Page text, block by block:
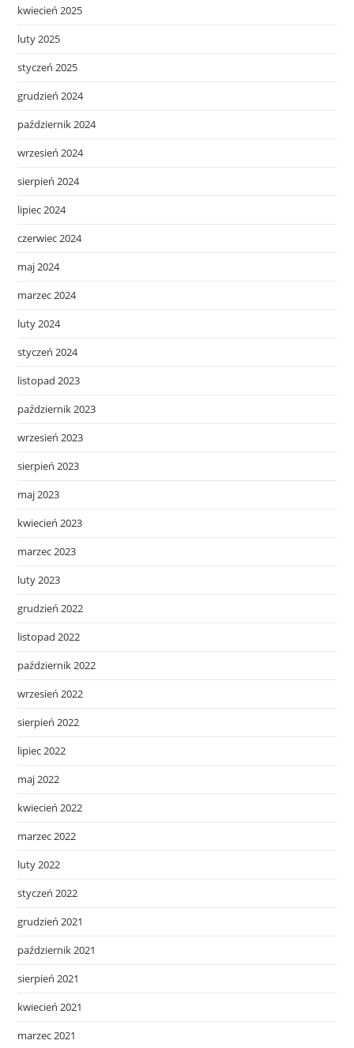
kwiecień 2025
luty 2025
styczeń 2025
grudzień 2024
październik 2024
wrzesień 2024
sierpień 2024
lipiec 2024
czerwiec 2024
maj 2024
marzec 2024
luty 2024
styczeń 2024
listopad 2023
październik 2023
wrzesień 2023
sierpień 2023
maj 2023
kwiecień 2023
marzec 2023
luty 2023
grudzień 2022
listopad 2022
październik 2022
wrzesień 2022
sierpień 2022
lipiec 2022
maj 2022
kwiecień 2022
marzec 2022
luty 2022
styczeń 2022
grudzień 2021
październik 2021
sierpień 2021
kwiecień 2021
marzec 2021